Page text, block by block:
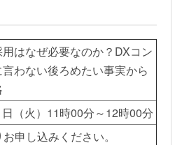
はなぜ必要なのか？DXコン
わない後ろめたい事実から
（火）11時00分～12時00分
申し込みください。